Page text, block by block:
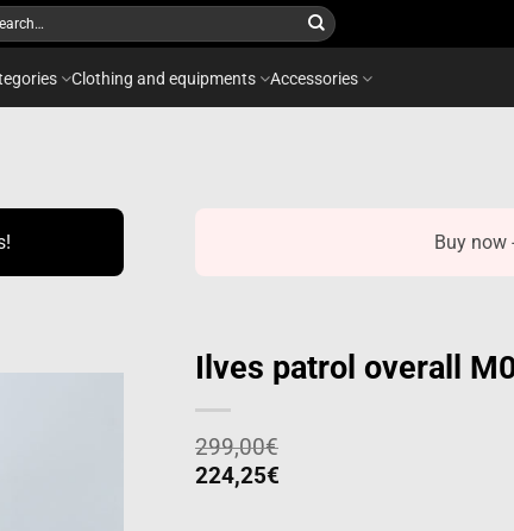
Clothing and equipments Accessories
Buy now
Ilves patrol overall
299,00€
224,25€